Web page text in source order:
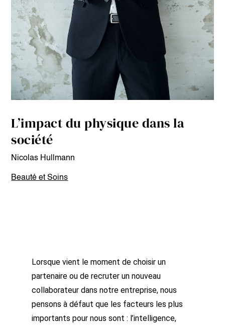
L’impact du physique dans la
société
Nicolas Hullmann
Beauté et Soins
Lorsque vient le moment de choisir un
partenaire ou de recruter un nouveau
collaborateur dans notre entreprise, nous
pensons à défaut que les facteurs les plus
importants pour nous sont : l’intelligence,